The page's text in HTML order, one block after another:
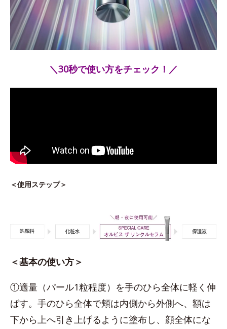
＼30秒で使い方をチェック！／
＜使用ステップ＞
＜基本の使い方＞
①適量（パール1粒程度）を手のひら全体に軽く伸
ばす。手のひら全体で頬は内側から外側へ、額は
下から上へ引き上げるように塗布し、顔全体にな